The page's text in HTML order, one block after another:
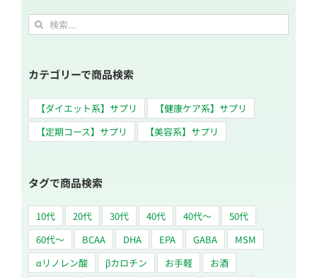
検
索
カテゴリーで商品検索
【ダイエット系】サプリ
【健康ケア系】サプリ
【定期コース】サプリ
【美容系】サプリ
タグで商品検索
10代 20代 30代 40代 40代～
50代
60代〜
BCAA DHA EPA GABA
MSM
αリノレン酸
βカロチン お手軽
お酒